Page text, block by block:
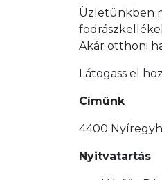
Üzletünkben
Akár otthoni
Látogass el
Címünk
4400
Nyitvatartás